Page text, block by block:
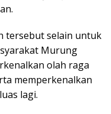
tersebut selain untuk
Murung
olah raga
memperkenalkan
lagi.